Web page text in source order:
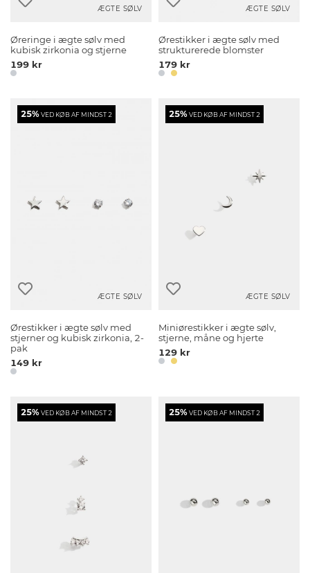
ÆGTE SØLV
Øreringe i ægte sølv med
kubisk zirkonia og stjerne
199 kr
ÆGTE SØLV
Ørestikker i ægte sølv med
strukturerede blomster
179 kr
25%VED KØB AF MINDST 2
ÆGTE SØLV
Ørestikker i ægte sølv med
stjerner og kubisk zirkonia, 2-
pak
149 kr
25%VED KØB AF MINDST 2
ÆGTE SØLV
Miniørestikker i ægte sølv,
stjerne, måne og hjerte
129 kr
25%VED KØB AF MINDST 2 25%VED KØB AF MINDST 2